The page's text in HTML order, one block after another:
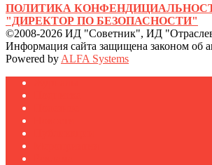
ПОЛИТИКА
"ДИРЕКТОР ПО БЕЗОПАСНОСТИ"
©2008-2026 ИД "Советник", ИД
Информация сайта защищена законом об
Powered by ALFA Systems